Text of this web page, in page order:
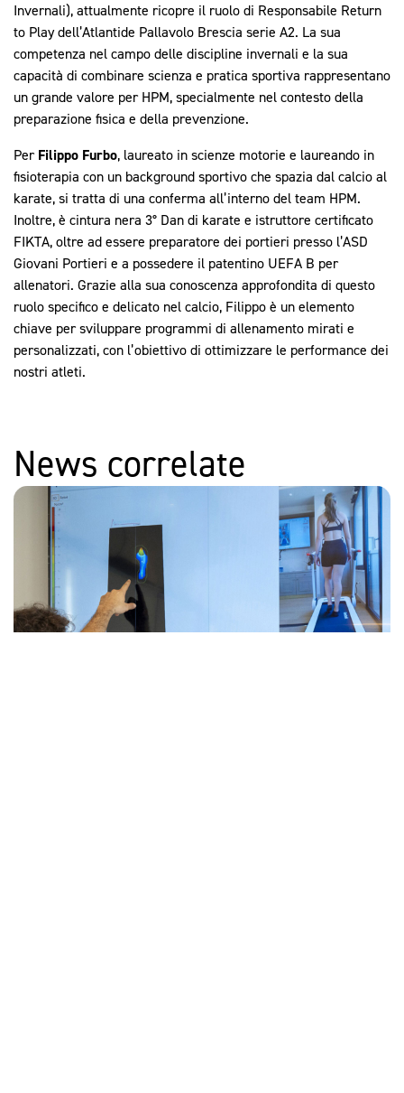
Invernali), attualmente ricopre il ruolo di Responsabile Return
to Play dell’Atlantide Pallavolo Brescia serie A2. La sua
competenza nel campo delle discipline invernali e la sua
capacità di combinare scienza e pratica sportiva rappresentano
un grande valore per HPM, specialmente nel contesto della
preparazione fisica e della prevenzione.
PerFilippo Furbo, laureato in scienze motorie e laureando in
fisioterapia con un background sportivo che spazia dal calcio al
karate, si tratta di una conferma all’interno del team HPM.
Inoltre, è cintura nera 3° Dan di karate e istruttore certificato
FIKTA, oltre ad essere preparatore dei portieri presso l’ASD
Giovani Portieri e a possedere il patentino UEFA B per
allenatori. Grazie alla sua conoscenza approfondita di questo
ruolo specifico e delicato nel calcio, Filippo è un elemento
chiave per sviluppare programmi di allenamento mirati e
personalizzati, con l’obiettivo di ottimizzare le performance dei
nostri atleti.
News correlate